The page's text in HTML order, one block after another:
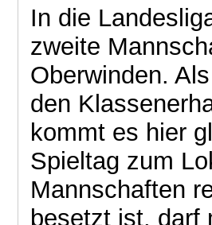
In die
zweite
Oberwinden.
den
kommt es hier
Spieltag zum
Mannschaften
besetzt ist, darf